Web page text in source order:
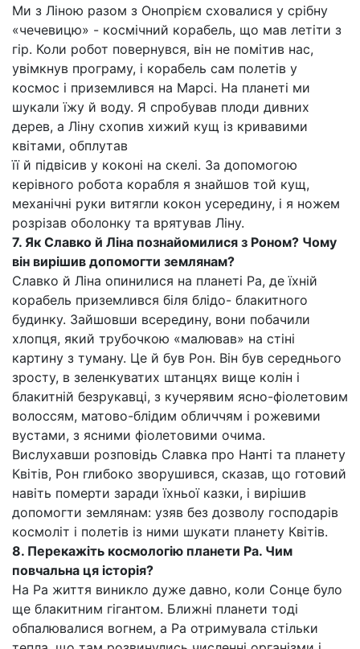
Ми з Ліною разом з Онопрієм сховалися у срібну
«чечевицю» - космічний корабель, що мав летіти з
гір. Коли робот повернувся, він не помітив нас,
увімкнув програму, і корабель сам полетів у
космос і приземлився на Марсі. На планеті ми
шукали їжу й воду. Я спробував плоди дивних
дерев, а Ліну схопив хижий кущ із кривавими
квітами, обплутав
її й підвісив у коконі на скелі. За допомогою
керівного робота корабля я знайшов той кущ,
механічні руки витягли кокон усередину, і я ножем
розрізав оболонку та врятував Ліну.
7. Як Славко й Ліна познайомилися з Роном? Чому
він вирішив допомогти землянам?
Славко й Ліна опинилися на планеті Ра, де їхній
корабель приземлився біля блідо- блакитного
будинку. Зайшовши всередину, вони побачили
хлопця, який трубочкою «малював» на стіні
картину з туману. Це й був Рон. Він був середнього
зросту, в зеленкуватих штанцях вище колін і
блакитній безрукавці, з кучерявим ясно-фіолетовим
волоссям, матово-блідим обличчям і рожевими
вустами, з ясними фіолетовими очима.
Вислухавши розповідь Славка про Нанті та планету
Квітів, Рон глибоко зворушився, сказав, що готовий
навіть померти заради їхньої казки, і вирішив
допомогти землянам: узяв без дозволу господарів
космоліт і полетів із ними шукати планету Квітів.
8. Перекажіть космологію планети Ра. Чим
повчальна ця історія?
На Ра життя виникло дуже давно, коли Сонце було
ще блакитним гігантом. Ближні планети тоді
обпалювалися вогнем, а Ра отримувала стільки